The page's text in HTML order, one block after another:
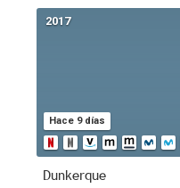
Hace 9 días
2017
Dunkerque